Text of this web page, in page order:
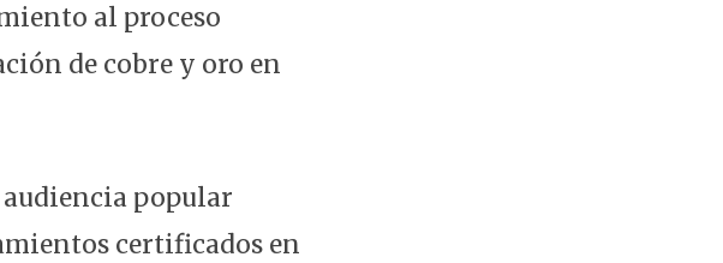
al proceso
de cobre y oro en
audiencia popular
certificados en